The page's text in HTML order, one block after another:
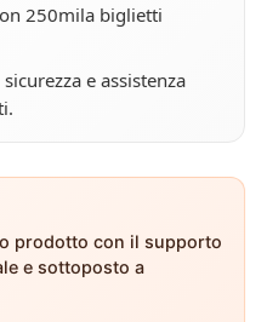
250mila biglietti
e assistenza
prodotto con il supporto
e sottoposto a